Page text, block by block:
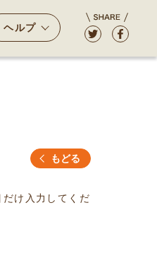
ヘルプ
もどる
け入力してくだ